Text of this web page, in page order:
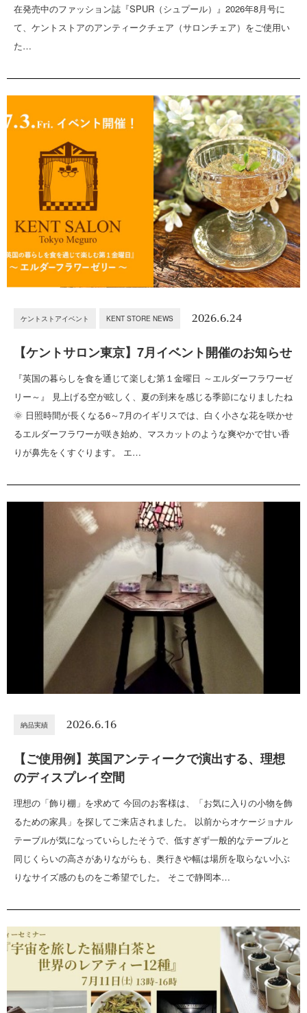
在発売中のファッション誌『SPUR（シュプール）』2026年8月号に
て、ケントストアのアンティークチェア（サロンチェア）をご使用い
た…
ケントストアイベント KENT STORE NEWS 2026.6.24
【ケントサロン東京】7月イベント開催のお知らせ
『英国の暮らしを食を通じて楽しむ第１金曜日 ～エルダーフラワーゼ
リー～』 見上げる空が眩しく、夏の到来を感じる季節になりましたね
🌞 日照時間が長くなる6～7月のイギリスでは、白く小さな花を咲かせ
るエルダーフラワーが咲き始め、マスカットのような爽やかで甘い香
りが鼻先をくすぐります。 エ…
納品実績 2026.6.16
【ご使用例】英国アンティークで演出する、理想
のディスプレイ空間
理想の「飾り棚」を求めて 今回のお客様は、「お気に入りの小物を飾
るための家具」を探してご来店されました。 以前からオケージョナル
テーブルが気になっていらしたそうで、低すぎず一般的なテーブルと
同じくらいの高さがありながらも、奥行きや幅は場所を取らない小ぶ
りなサイズ感のものをご希望でした。 そこで静岡本…